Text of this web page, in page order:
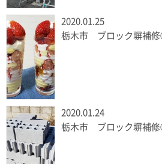
2020.01.25
栃木市 ブロック塀補
2020.01.24
栃木市 ブロック塀補